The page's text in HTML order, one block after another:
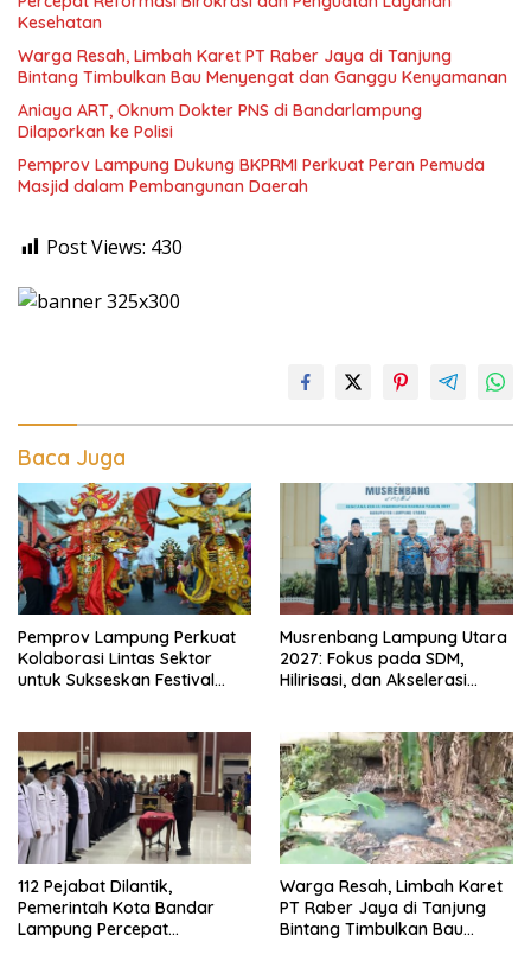
Kesehatan
Warga Resah, Limbah Karet PT Raber Jaya di Tanjung
Bintang Timbulkan Bau Menyengat dan Ganggu Kenyamanan
Aniaya ART, Oknum Dokter PNS di Bandarlampung
Dilaporkan ke Polisi
Pemprov Lampung Dukung BKPRMI Perkuat Peran Pemuda
Masjid dalam Pembangunan Daerah
Post Views: 430
Baca Juga
Pemprov Lampung Perkuat
Kolaborasi Lintas Sektor
untuk Sukseskan Festival
Musrenbang Lampung Utara
2027: Fokus pada SDM,
Hilirisasi, dan Akselerasi
112 Pejabat Dilantik,
Pemerintah Kota Bandar
Lampung Percepat
Warga Resah, Limbah Karet
PT Raber Jaya di Tanjung
Bintang Timbulkan Bau